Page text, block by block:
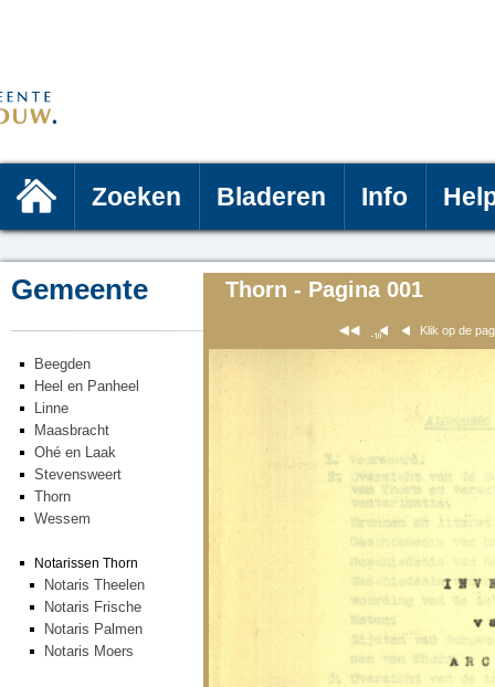
Zoeken Bladeren Info
Gemeente
Beegden
Heel en Panheel
Linne
Maasbracht
Ohé en Laak
Stevensweert
Thorn
Wessem
Notarissen Thorn
Notaris Theelen
Notaris Frische
Notaris Palmen
Notaris Moers
Thorn - Pagina 001
Klik op de